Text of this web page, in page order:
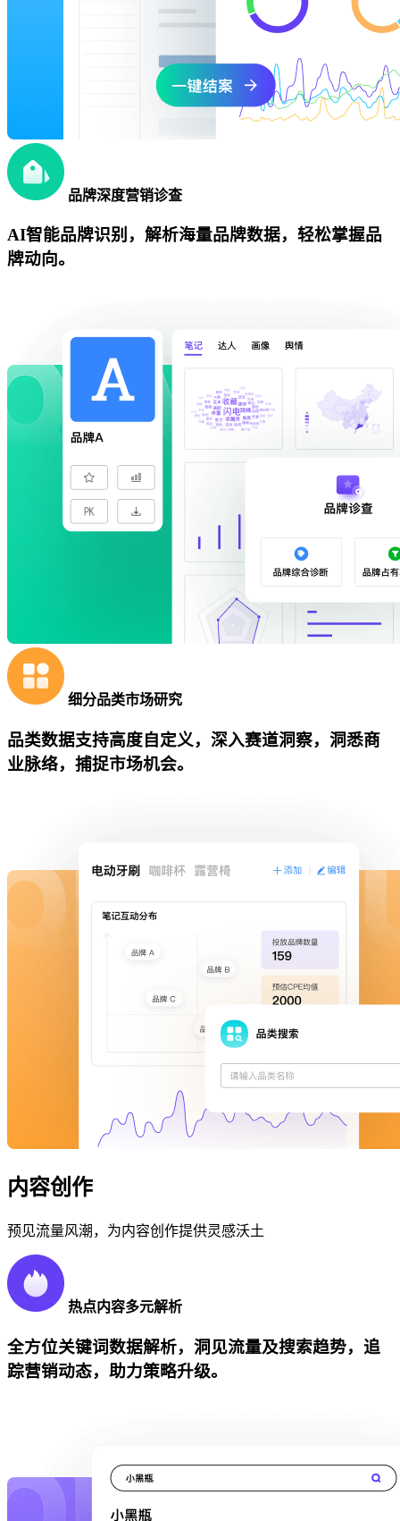
品牌深度营销诊查
AI智能品牌识别，解析海量品牌数据，轻松掌握品
牌动向。
细分品类市场研究
品类数据支持高度自定义，深入赛道洞察，洞悉商
业脉络，捕捉市场机会。
内容创作
预见流量风潮，为内容创作提供灵感沃土
热点内容多元解析
全方位关键词数据解析，洞见流量及搜索趋势，追
踪营销动态，助力策略升级。